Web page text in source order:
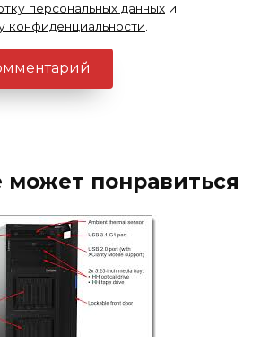
персональных данных и
конфиденциальности
может понравиться